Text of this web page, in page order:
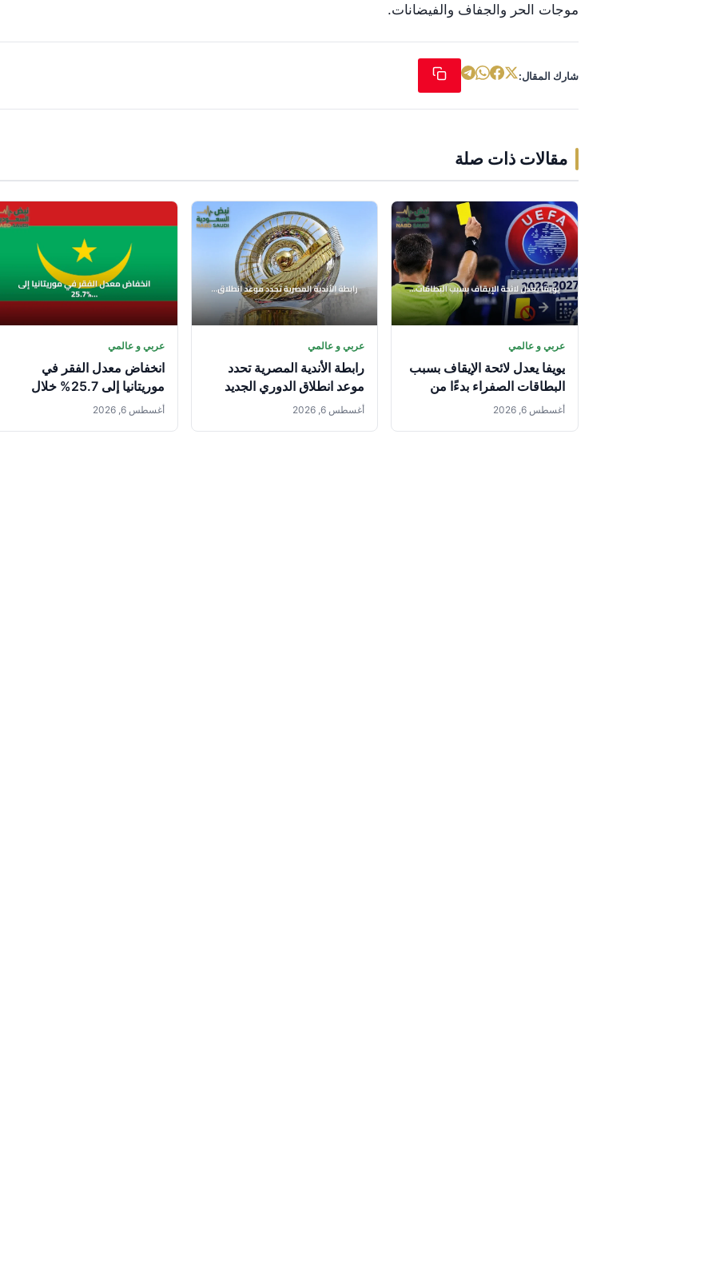
موجات الحر والجفاف والفيضانات.
شارك المقال:
مقالات ذات صلة
عربي و عالمي
يويفا يعدل لائحة الإيقاف بسبب
البطاقات الصفراء بدءًا من
موسم 2026-2027
أغسطس 6, 2026
عربي و عالمي
رابطة الأندية المصرية تحدد
موعد انطلاق الدوري الجديد
وتعلن تفاصيل الموسم
أغسطس 6, 2026
عربي و عالمي
انخفاض معدل الفقر في
موريتانيا إلى 25.7% خلال
2019-2025
أغسطس 6, 2026